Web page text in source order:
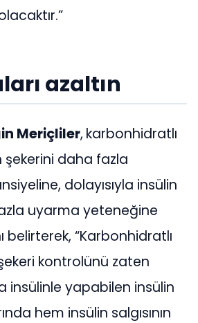
azaltın
Meriçliler, karbonhidratlı
şekerini daha fazla
dolayısıyla insülin
uyarma yeteneğine
belirterek, “Karbonhidratlı
kontrolünü zaten
insülinle yapabilen insülin
hem insülin salgısının